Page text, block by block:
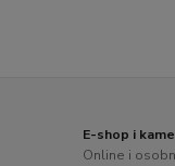
E-shop i
Online i